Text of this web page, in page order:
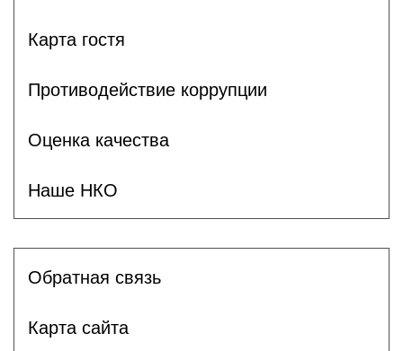
Карта гостя
Противодействие коррупции
Оценка качества
Наше НКО
Обратная связь
Карта сайта